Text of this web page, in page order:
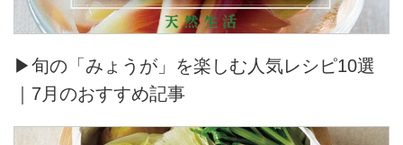
▶旬の「みょうが」を楽しむ人気レシピ10選
｜7月のおすすめ記事